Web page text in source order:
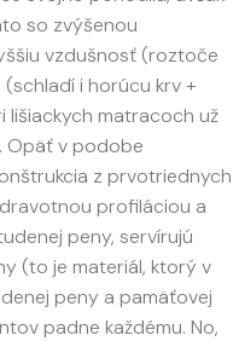
so zvýšenou
vzdušnosť (roztoče
i horúcu krv +
lišiackych matracoch už
Opäť v podobe
z prvotriednych
profiláciou a
peny, servírujú
(to je materiál, ktorý v
peny a pamäťovej
padne každému. No,